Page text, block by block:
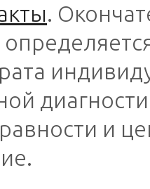
.
и